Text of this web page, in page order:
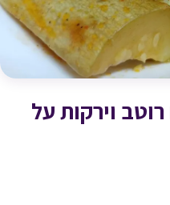
וירקות על